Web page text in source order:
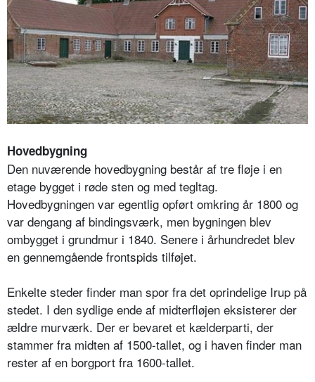
Hovedbygning
Den nuværende hovedbygning består af tre fløje i en
etage bygget i røde sten og med tegltag.
Hovedbygningen var egentlig opført omkring år 1800 og
var dengang af bindingsværk, men bygningen blev
ombygget i grundmur i 1840. Senere i århundredet blev
en gennemgående frontspids tilføjet.
Enkelte steder finder man spor fra det oprindelige Irup på
stedet. I den sydlige ende af midterfløjen eksisterer der
ældre murværk. Der er bevaret et kælderparti, der
stammer fra midten af 1500-tallet, og i haven finder man
rester af en borgport fra 1600-tallet.